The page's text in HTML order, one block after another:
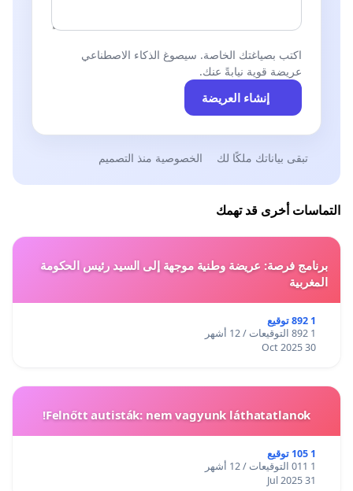
اكتب بصياغتك الخاصة. سيصوغ الذكاء الاصطناعي
عريضة قوية نيابةً عنك.
إنشاء العريضة
تبقى بياناتك ملكًا لك الخصوصية منذ التصميم
التماسات أخرى قد تهمك
برنامج فرصة: عريضة وطنية موجهة إلى السيد رئيس الحكومة
المغربية
1 892 توقيع
1 892 التوقيعات / 12 أشهر
30 Oct 2025
Felnőtt autisták: nem vagyunk láthatatlanok!
1 105 توقيع
1 011 التوقيعات / 12 أشهر
31 Jul 2025